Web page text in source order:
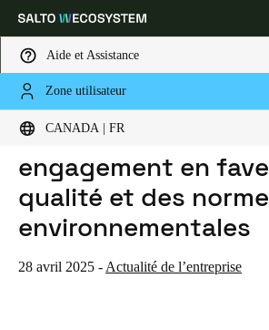
Aide et Assistance
Zone utilisateur
CANADA | FR
Sélectionnez vos paramètres de localisation
Global Europe North
Canada Français
HOME
ACTUALITES
Salto réaffirme son
engagement en
qualité et des
environnementales
28 avril 2025 - Actualité de l’entreprise